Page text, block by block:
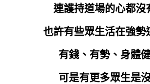
連護持道場的心都沒
也許有些眾生活在強勢
有錢、有勢、身體
可是有更多眾生是